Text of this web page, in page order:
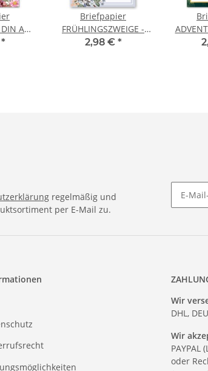
A4
*
Briefpapier
FRÜHLINGSZWEIGE -
DIN A4 Format 20 Blatt
2,98 € *
A4
regelmäßig und
per E-Mail zu.
Wir
DHL,
Wir
oder